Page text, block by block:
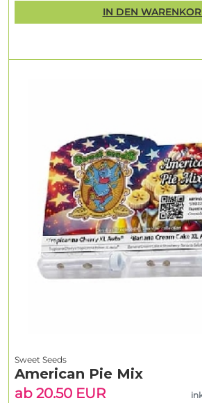
Sweet Seeds
American Pie Mix
ab 20.50 EUR
IN DEN